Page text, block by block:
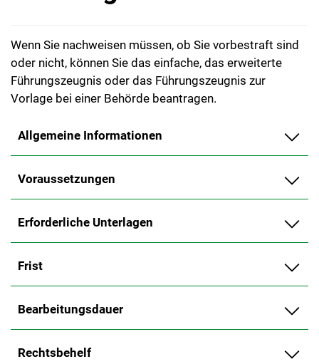
Wenn Sie nachweisen müssen, ob Sie vorbestraft sind
oder nicht, können Sie das einfache, das erweiterte
Führungszeugnis oder das Führungszeugnis zur
Vorlage bei einer Behörde beantragen.
Allgemeine Informationen
Voraussetzungen
Erforderliche Unterlagen
Frist
Bearbeitungsdauer
Rechtsbehelf